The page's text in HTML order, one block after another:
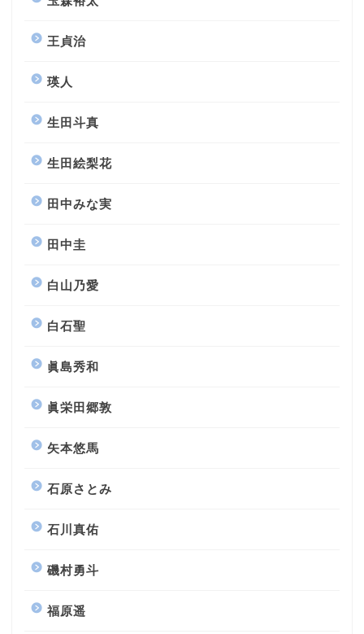
王貞治
瑛人
生田斗真
生田絵梨花
田中みな実
田中圭
白山乃愛
白石聖
眞島秀和
眞栄田郷敦
矢本悠馬
石原さとみ
石川真佑
磯村勇斗
福原遥